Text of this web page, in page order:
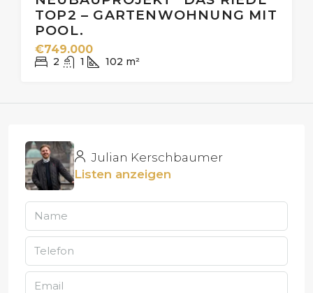
TOP2 – GARTENWOHNUNG MIT
POOL.
€749.000
2 1 102 m²
Julian Kerschbaumer
Listen anzeigen